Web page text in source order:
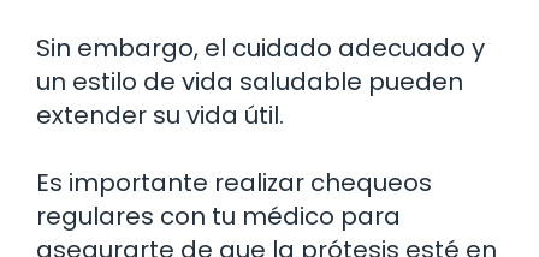
Sin embargo, el cuidado adecuado y
un estilo de vida saludable pueden
extender su vida útil.
Es importante realizar chequeos
regulares con tu médico para
asegurarte de que la prótesis esté en